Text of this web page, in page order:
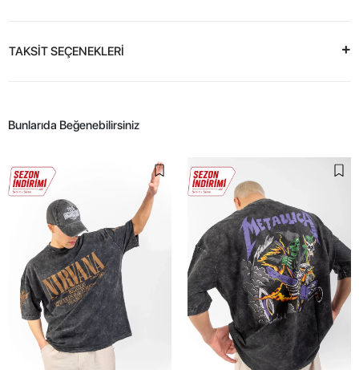
TAKSİT SEÇENEKLERİ
Bunlarıda Beğenebilirsiniz